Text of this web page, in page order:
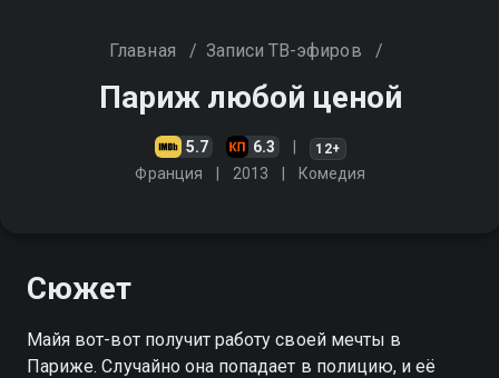
Главная / Записи ТВ-эфиров /
Париж любой ценой
5.7 6.3 12+
Франция 2013 Комедия
Сюжет
Майя вот-вот получит работу своей мечты в
Париже. Случайно она попадает в полицию, и её